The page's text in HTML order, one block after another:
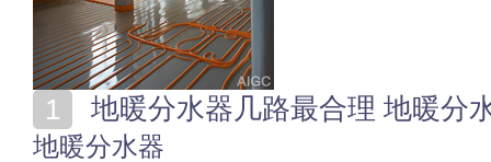
地暖分水器几路最合理 地暖分
地暖分水器